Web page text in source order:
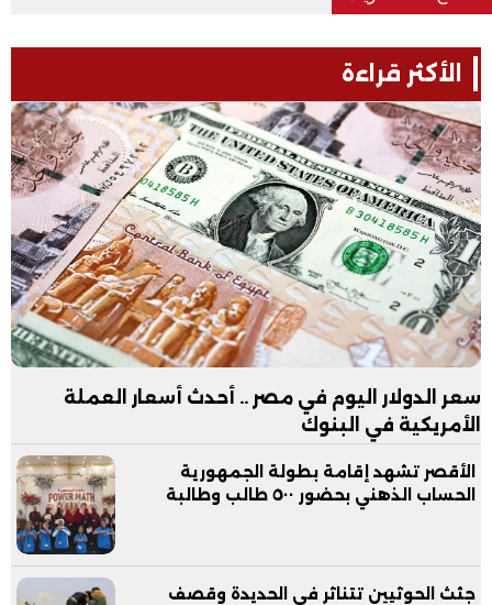
الأكثر قراءة
سعر الدولار اليوم في مصر .. أحدث أسعار العملة
الأمريكية في البنوك
الأقصر تشهد إقامة بطولة الجمهورية
الحساب الذهني بحضور ٥٠٠ طالب وطالبة
جثث الحوثيين تتناثر في الحديدة وقصف